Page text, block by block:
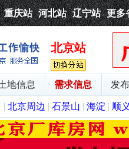
重庆站 河北站 辽宁站 更多
北京站
地信息 需求信息 发
| 北京周边 | 石景山 | 海淀 | 顺